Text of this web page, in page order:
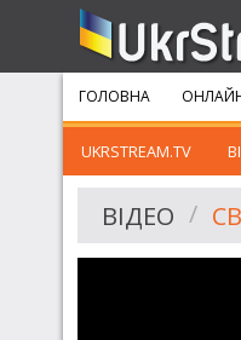
ГОЛОВНА
UKRSTREAM.TV
ВІДЕО